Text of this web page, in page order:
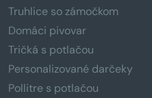
Truhlice so zámočkom
Domáci pivovar
Tričká s potlačou
Personalizované darčeky
Pollitre s potlačou